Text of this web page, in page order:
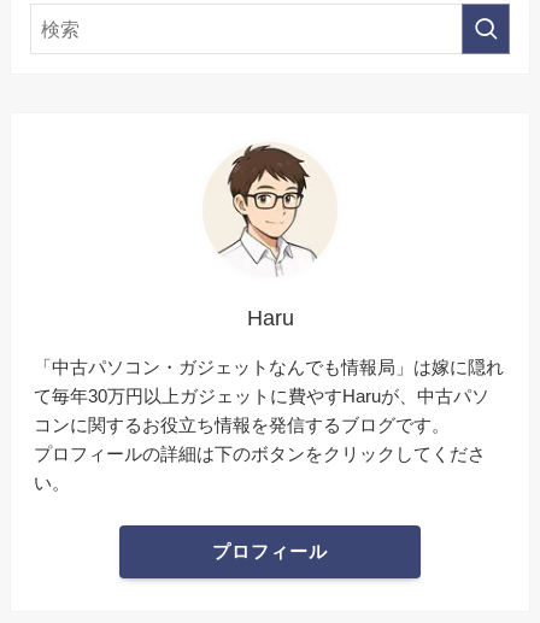
Haru
「中古パソコン・ガジェットなんでも情報局」は嫁に隠れ
て毎年30万円以上ガジェットに費やすHaruが、中古パソ
コンに関するお役立ち情報を発信するブログです。
プロフィールの詳細は下のボタンをクリックしてくださ
い。
プロフィール